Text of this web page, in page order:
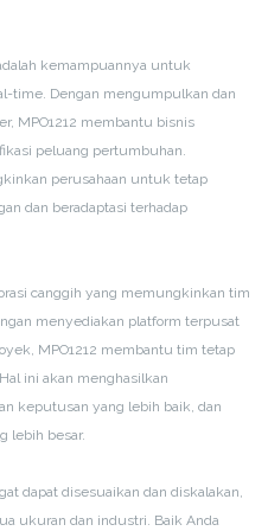
kemampuannya untuk
time. Dengan mengumpulkan dan
MPO1212 membantu bisnis
peluang pertumbuhan.
perusahaan untuk tetap
dan beradaptasi terhadap
canggih yang memungkinkan tim
menyediakan platform terpusat
MPO1212 membantu tim tetap
ini akan menghasilkan
keputusan yang lebih baik, dan
lebih besar.
dapat disesuaikan dan diskalakan,
ukuran dan industri. Baik Anda